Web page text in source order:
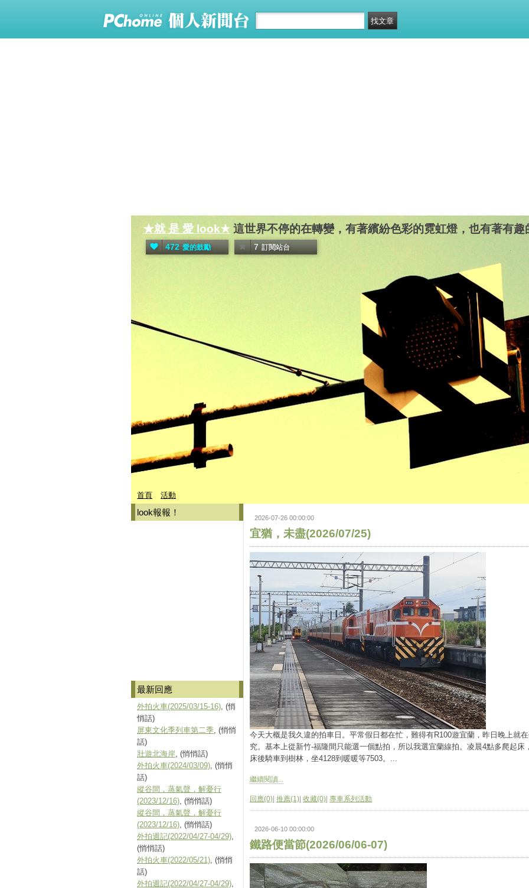
★就 是 愛 look★ 這世界不停的在轉變，有著繽紛色彩的霓虹燈，也有著有趣
472 愛的鼓勵 7 訂閱站台
首頁 活動
2026-07-26 00:00:00
宜猶，未盡(2026/07/25)
今天大概是我久違的拍車日。平常假日都在忙，難得有R100遊宜蘭，昨日晚上就
究。基本上從新竹-福隆間只能選一個點拍，所以我選宜蘭線拍。凌晨4點多爬起床
床後騎車到樹林，坐4128到暖暖等7503。...
繼續閱讀...
回應(0) 推薦(1) 收藏(0) 專車系列活動
2026-06-10 00:00:00
鐵路便當節(2026/06/06-07)
look報報！
最新回應
外拍火車(2025/03/15-16), (悄
悄話)
屏東文化季列車第二季, (悄悄
話)
壯遊北海岸, (悄悄話)
外拍火車(2024/03/09), (悄悄
話)
縱谷間，蒸氣聲，解憂行
(2023/12/16), (悄悄話)
縱谷間，蒸氣聲，解憂行
(2023/12/16), (悄悄話)
外拍週記(2022/04/27-04/29),
(悄悄話)
外拍火車(2022/05/21), (悄悄
話)
外拍週記(2022/04/27-04/29),